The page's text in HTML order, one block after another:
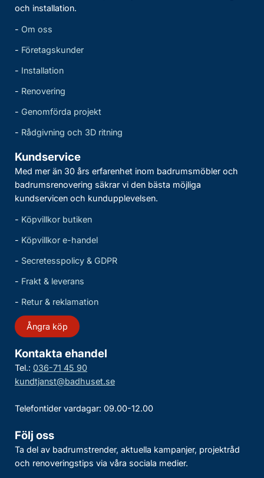
och installation.
- Om oss
- Företagskunder
- Installation
- Renovering
- Genomförda projekt
- Rådgivning och 3D ritning
Kundservice
Med mer än 30 års erfarenhet inom badrumsmöbler och
badrumsrenovering säkrar vi den bästa möjliga
kundservicen och kundupplevelsen.
- Köpvillkor butiken
- Köpvillkor e-handel
- Secretesspolicy & GDPR
- Frakt & leverans
- Retur & reklamation
Ångra köp
Kontakta ehandel
Tel.: 036-71 45 90
kundtjanst@badhuset.se
Telefontider vardagar: 09.00-12.00
Följ oss
Ta del av badrumstrender, aktuella kampanjer, projektråd
och renoveringstips via våra sociala medier.